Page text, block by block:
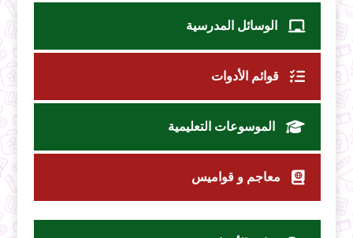
الوسائل المدرسية
قوائم الأدوات
الموسوعات التعليمية
معاجم و قواميس